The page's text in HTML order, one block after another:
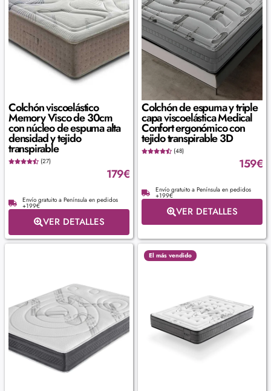
Colchón viscoelástico
Memory Visco de 30cm
con núcleo de espuma alta
densidad y tejido
transpirable
(27)
179€
Envío gratuito a Península en pedidos
+199€
VER DETALLES
Colchón de espuma y triple
capa viscoelástica Medical
Confort ergonómico con
tejido transpirable 3D
(48)
159€
Envío gratuito a Península en pedidos
+199€
VER DETALLES
El más vendido